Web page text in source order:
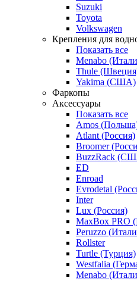
Suzuki
Toyota
Volkswagen
Крепления для
Показать все
Menabo
Thule
Yakima (США)
Фаркопы
Аксессуары
Показать все
Amos
Atlant (Россия)
Broomer
BuzzRack
ED
Enroad
Evrodetal
Inter
Lux (Россия)
MaxBox PRO
Peruzzo
Rollster
Turtle (Турция)
Westfalia
Menabo